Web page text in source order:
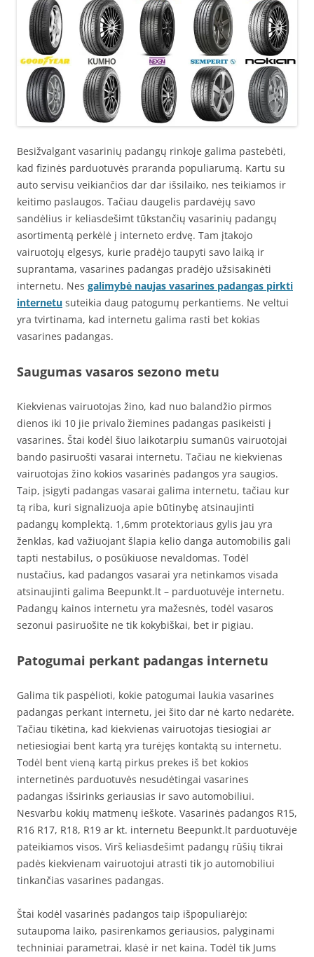
Besižvalgant vasarinių padangų rinkoje galima pastebėti,
kad fizinės parduotuvės praranda populiarumą. Kartu su
auto servisu veikiančios dar dar išsilaiko, nes teikiamos ir
keitimo paslaugos. Tačiau daugelis pardavėjų savo
sandėlius ir keliasdešimt tūkstančių vasarinių padangų
asortimentą perkėlė į interneto erdvę. Tam įtakojo
vairuotojų elgesys, kurie pradėjo taupyti savo laiką ir
suprantama, vasarines padangas pradėjo užsisakinėti
internetu. Nes galimybė naujas vasarines padangas pirkti
internetu suteikia daug patogumų perkantiems. Ne veltui
yra tvirtinama, kad internetu galima rasti bet kokias
vasarines padangas.
Saugumas vasaros sezono metu
Kiekvienas vairuotojas žino, kad nuo balandžio pirmos
dienos iki 10 jie privalo žiemines padangas pasikeisti į
vasarines. Štai kodėl šiuo laikotarpiu sumanūs vairuotojai
bando pasiruošti vasarai internetu. Tačiau ne kiekvienas
vairuotojas žino kokios vasarinės padangos yra saugios.
Taip, įsigyti padangas vasarai galima internetu, tačiau kur
tą riba, kuri signalizuoja apie būtinybę atsinaujinti
padangų komplektą. 1,6mm protektoriaus gylis jau yra
ženklas, kad važiuojant šlapia kelio danga automobilis gali
tapti nestabilus, o posūkiuose nevaldomas. Todėl
nustačius, kad padangos vasarai yra netinkamos visada
atsinaujinti galima Beepunkt.lt – parduotuvėje internetu.
Padangų kainos internetu yra mažesnės, todėl vasaros
sezonui pasiruošite ne tik kokybiškai, bet ir pigiau.
Patogumai perkant padangas internetu
Galima tik paspėlioti, kokie patogumai laukia vasarines
padangas perkant internetu, jei šito dar nė karto nedarėte.
Tačiau tikėtina, kad kiekvienas vairuotojas tiesiogiai ar
netiesiogiai bent kartą yra turėjęs kontaktą su internetu.
Todėl bent vieną kartą pirkus prekes iš bet kokios
internetinės parduotuvės nesudėtingai vasarines
padangas išsirinks geriausias ir savo automobiliui.
Nesvarbu kokių matmenų ieškote. Vasarinės padangos R15,
R16 R17, R18, R19 ar kt. internetu Beepunkt.lt parduotuvėje
pateikiamos visos. Virš keliasdešimt padangų rūšių tikrai
padės kiekvienam vairuotojui atrasti tik jo automobiliui
tinkančias vasarines padangas.
Štai kodėl vasarinės padangos taip išpopuliarėjo:
sutaupoma laiko, pasirenkamos geriausios, palyginami
techniniai parametrai, klasė ir net kaina. Todėl tik Jums